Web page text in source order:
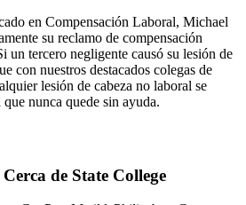
en Compensación Laboral, Michael
su reclamo de compensación
un tercero negligente causó su lesión de
con nuestros destacados colegas de
lesión de cabeza no laboral se
nunca quede sin ayuda.
de State College